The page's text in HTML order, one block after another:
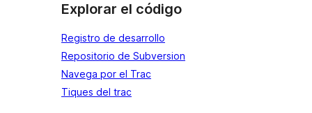
Explorar el código
Registro de desarrollo
Repositorio de Subversion
Navega por el Trac
Tiques del trac